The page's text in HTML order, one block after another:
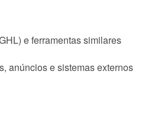
e ferramentas similares
anúncios e sistemas externos